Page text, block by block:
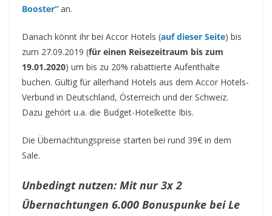
Booster“ an.
Danach könnt ihr bei Accor Hotels (auf dieser Seite) bis
zum 27.09.2019 (für einen Reisezeitraum bis zum
19.01.2020) um bis zu 20% rabattierte Aufenthalte
buchen. Gültig für allerhand Hotels aus dem Accor Hotels-
Verbund in Deutschland, Österreich und der Schweiz.
Dazu gehört u.a. die Budget-Hotelkette Ibis.
Die Übernachtungspreise starten bei rund 39€ in dem
Sale.
Unbedingt nutzen: Mit nur 3x 2
Übernachtungen 6.000 Bonuspunke bei Le